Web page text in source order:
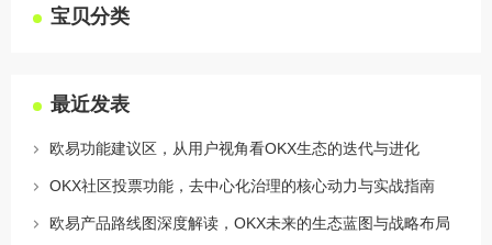
宝贝分类
最近发表
欧易功能建议区，从用户视角看OKX生态的迭代与进化
OKX社区投票功能，去中心化治理的核心动力与实战指南
欧易产品路线图深度解读，OKX未来的生态蓝图与战略布局